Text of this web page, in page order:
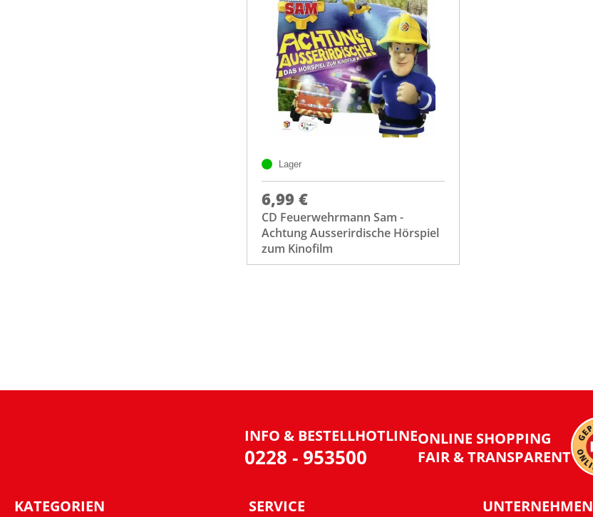
Lager
6,99 €
CD Feuerwehrmann Sam -
Achtung Ausserirdische Hörspiel
zum Kinofilm
INFO & BESTELLHOTLINE
0228 - 953500
ONLINE SHOPPING
FAIR & TRANSPARENT
KATEGORIEN SERVICE UNTERNEHMEN